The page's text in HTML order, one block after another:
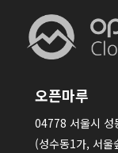
오픈마루
04778 서울시 성
(성수동1가, 서울